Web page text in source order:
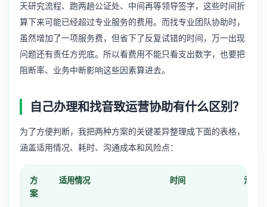
天研究流程、跑两趟公证处、中间再等领导签字，这些时间折
算下来可能已经超过专业服务的费用。而找专业团队协助时，
虽然增加了一项服务费，但省下了反复试错的时间，万一出现
问题还有责任方兜底。所以看费用不能只看支出数字，也要把
阻断率、业务中断影响这些因素算进去。
自己办理和找音致运营协助有什么区别？
为了方便判断，我把两种方案的关键差异整理成下面的表格，
涵盖适用情况、耗时、沟通成本和风险点：
方
案
适用情况 时间 沟通